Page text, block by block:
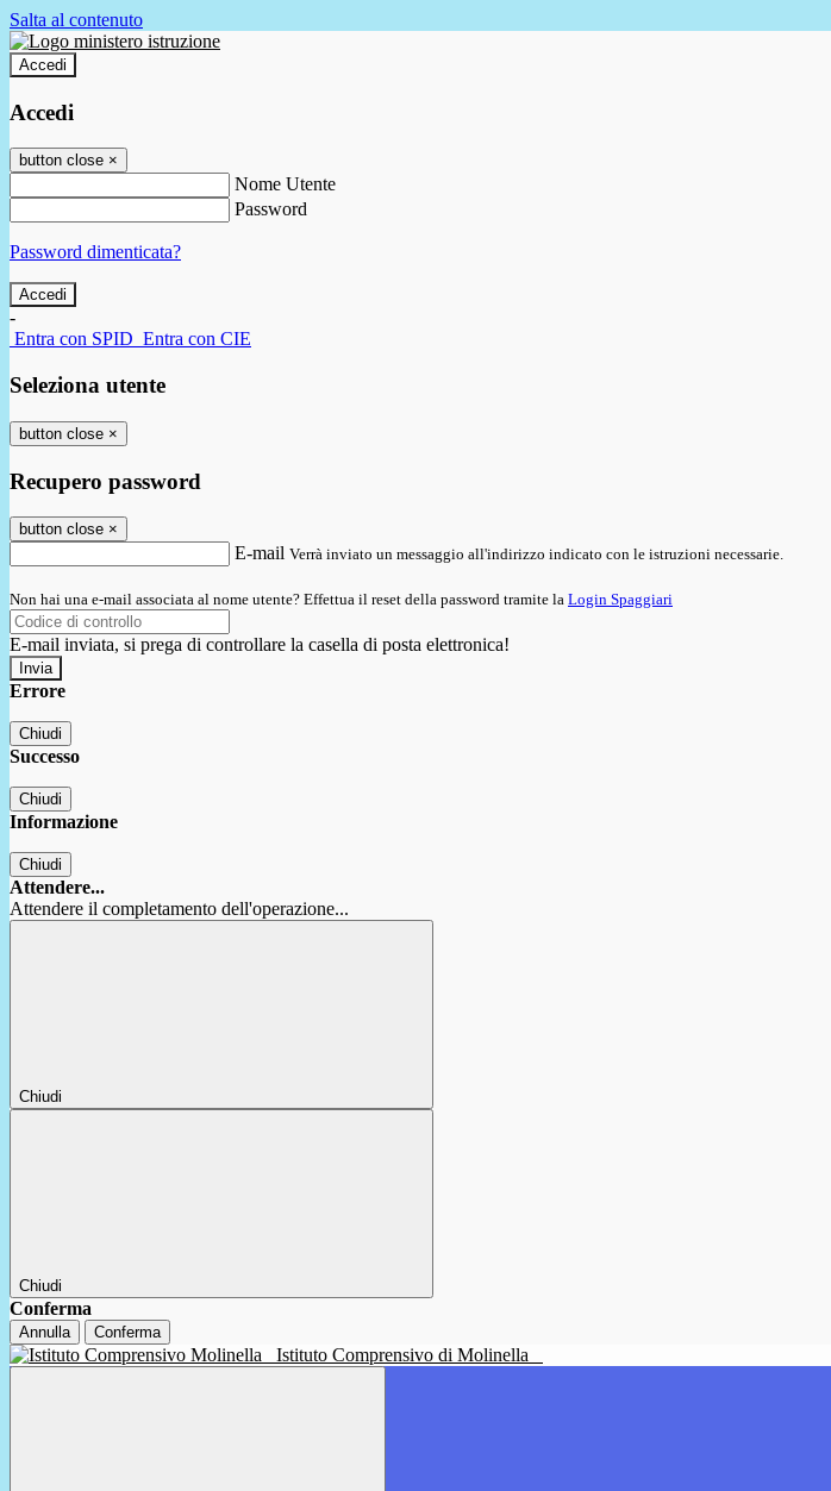
Salta al contenuto
Accedi
Accedi
button close ×
Nome Utente
Password
Password dimenticata?
-
Entra con SPID Entra con CIE
Seleziona utente
button close ×
Recupero password
button close ×
E-mail Verrà inviato un messaggio all'indirizzo indicato con le istruzioni necessarie.
Non hai una e-mail associata al nome utente? Effettua il reset della password tramite la Login Spaggiari
E-mail inviata, si prega di controllare la casella di posta elettronica!
Errore
Chiudi
Successo
Chiudi
Informazione
Chiudi
Attendere...
Attendere il completamento dell'operazione...
Chiudi
Chiudi
Conferma
Annulla Conferma
Istituto Comprensivo di Molinella